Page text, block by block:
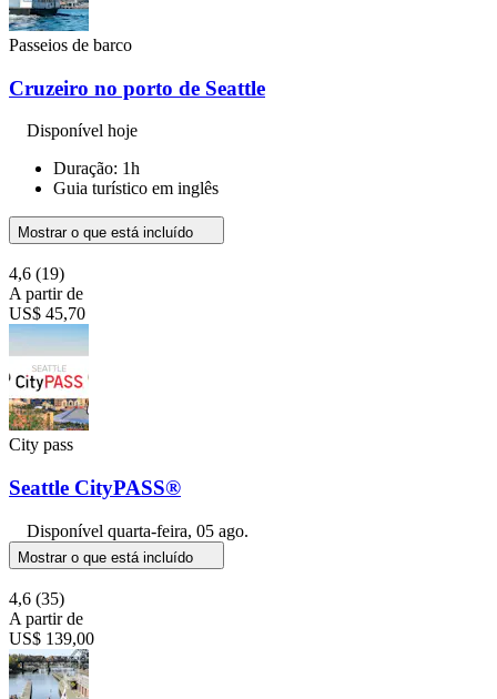
Passeios de barco
Cruzeiro no porto de Seattle
Disponível hoje
Duração: 1h
Guia turístico em inglês
Mostrar o que está incluído
4,6 (19)
A partir de
US$ 45,70
City pass
Seattle CityPASS®
Disponível quarta-feira, 05 ago.
Mostrar o que está incluído
4,6 (35)
A partir de
US$ 139,00